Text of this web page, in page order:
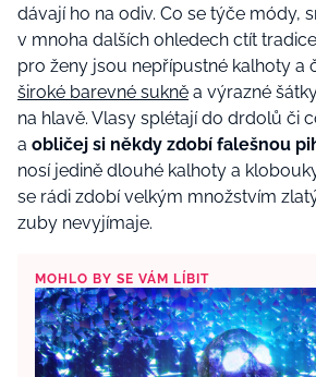
dávají ho na odiv. Co se týče módy,
v mnoha dalších ohledech ctít
pro ženy jsou nepřípustné kalhoty a
široké barevné sukně a výrazné
na hlavě. Vlasy splétají do drdolů či
a obličej si někdy zdobí falešnou
nosí jedině dlouhé kalhoty a
se rádi zdobí velkým množstvím
zuby nevyjímaje.
MOHLO BY SE VÁM LÍBIT